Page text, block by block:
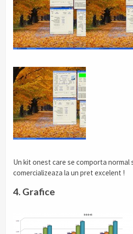
Un kit onest care se comporta normal
comercializeaza la un pret excelent !
4. Grafice